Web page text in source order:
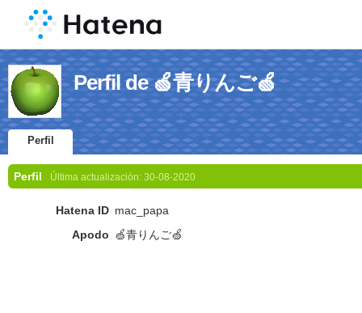
Perfil de 🍏青りんご🍏
Perfil
Perfil Última actualización: 30-08-2020
Hatena ID mac_papa
Apodo 🍏青りんご🍏